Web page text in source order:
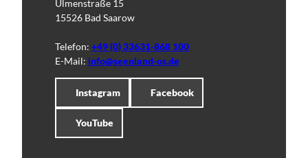
Ulmenstraße 15
15526 Bad Saarow
Telefon: +49 (0) 33631-868 100
E-Mail: info@seenland-os.de
Instagram Facebook
YouTube